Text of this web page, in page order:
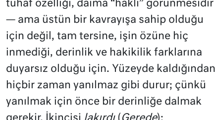
tuhaf özelliği, daima “haklı” görünmesidir
— ama üstün bir kavrayışa sahip olduğu
için değil, tam tersine, işin özüne hiç
inmediği, derinlik ve hakikilik farklarına
duyarsız olduğu için. Yüzeyde kaldığından
hiçbir zaman yanılmaz gibi durur; çünkü
yanılmak için önce bir derinliğe dalmak